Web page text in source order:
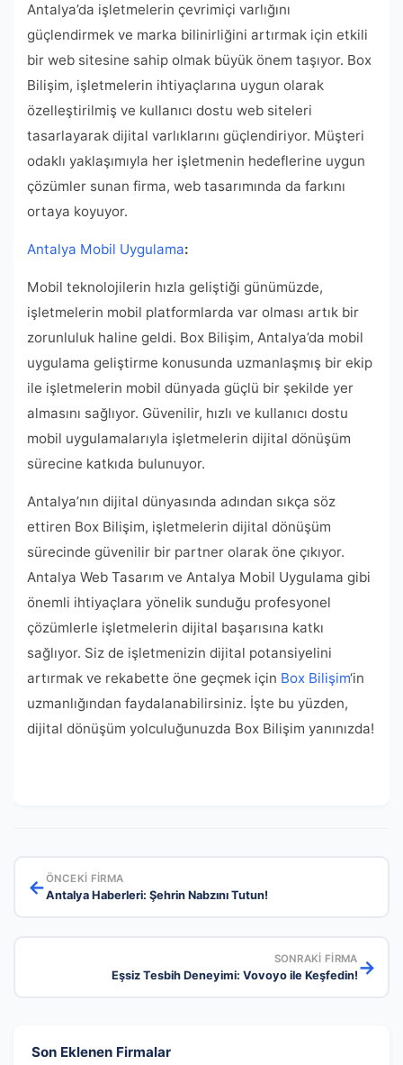
Antalya’da işletmelerin çevrimiçi varlığını
güçlendirmek ve marka bilinirliğini artırmak için etkili
bir web sitesine sahip olmak büyük önem taşıyor. Box
Bilişim, işletmelerin ihtiyaçlarına uygun olarak
özelleştirilmiş ve kullanıcı dostu web siteleri
tasarlayarak dijital varlıklarını güçlendiriyor. Müşteri
odaklı yaklaşımıyla her işletmenin hedeflerine uygun
çözümler sunan firma, web tasarımında da farkını
ortaya koyuyor.
Antalya Mobil Uygulama:
Mobil teknolojilerin hızla geliştiği günümüzde,
işletmelerin mobil platformlarda var olması artık bir
zorunluluk haline geldi. Box Bilişim, Antalya’da mobil
uygulama geliştirme konusunda uzmanlaşmış bir ekip
ile işletmelerin mobil dünyada güçlü bir şekilde yer
almasını sağlıyor. Güvenilir, hızlı ve kullanıcı dostu
mobil uygulamalarıyla işletmelerin dijital dönüşüm
sürecine katkıda bulunuyor.
Antalya’nın dijital dünyasında adından sıkça söz
ettiren Box Bilişim, işletmelerin dijital dönüşüm
sürecinde güvenilir bir partner olarak öne çıkıyor.
Antalya Web Tasarım ve Antalya Mobil Uygulama gibi
önemli ihtiyaçlara yönelik sunduğu profesyonel
çözümlerle işletmelerin dijital başarısına katkı
sağlıyor. Siz de işletmenizin dijital potansiyelini
artırmak ve rekabette öne geçmek için Box Bilişim‘in
uzmanlığından faydalanabilirsiniz. İşte bu yüzden,
dijital dönüşüm yolculuğunuzda Box Bilişim yanınızda!
←ÖNCEKI FIRMA
Antalya Haberleri: Şehrin Nabzını Tutun!
SONRAKI FIRMA
Eşsiz Tesbih Deneyimi: Vovoyo ile Keşfedin! →
Son Eklenen Firmalar